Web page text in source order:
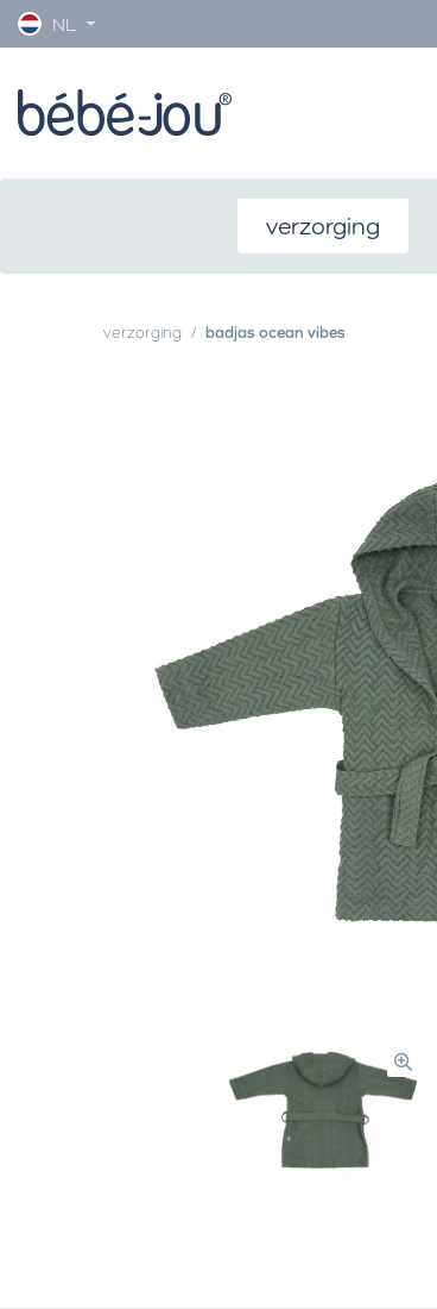
NL
verzorging
verzorging badjas ocean vibes